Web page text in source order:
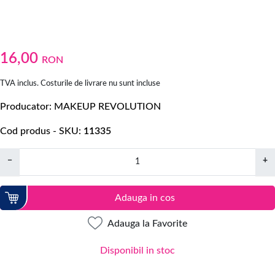
16,00 RON
TVA inclus. Costurile de livrare nu sunt incluse
Producator MAKEUP REVOLUTION
Cod produs - SKU 11335
− +
Adauga in cos
Adauga la Favorite
Disponibil in stoc